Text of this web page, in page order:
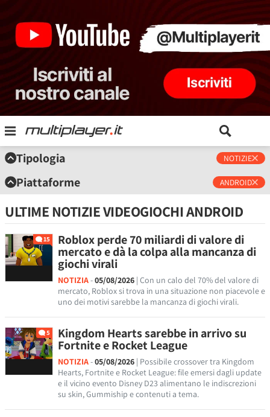
Tipologia NOTIZIE
Piattaforme ANDROID
ULTIME NOTIZIE VIDEOGIOCHI ANDROID
15 Roblox perde 70 miliardi di valore di
mercato e dà la colpa alla mancanza di
giochi virali
NOTIZIA-05/08/2026 | Con un calo del 70% del valore di
mercato, Roblox si trova in una situazione non piacevole e
uno dei motivi sarebbe la mancanza di giochi virali.
5 Kingdom Hearts sarebbe in arrivo su
Fortnite e Rocket League
NOTIZIA-05/08/2026 | Possibile crossover tra Kingdom
Hearts, Fortnite e Rocket League: file emersi dagli update
e il vicino evento Disney D23 alimentano le indiscrezioni
su skin, Gummiship e contenuti a tema.